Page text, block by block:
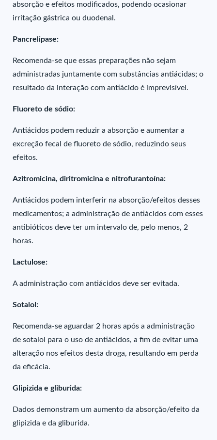
absorção e efeitos modificados, podendo ocasionar
irritação gástrica ou duodenal.
Pancrelipase:
Recomenda-se que essas preparações não sejam
administradas juntamente com substâncias antiácidas; o
resultado da interação com antiácido é imprevisível.
Fluoreto de sódio:
Antiácidos podem reduzir a absorção e aumentar a
excreção fecal de fluoreto de sódio, reduzindo seus
efeitos.
Azitromicina, diritromicina e nitrofurantoína:
Antiácidos podem interferir na absorção/efeitos desses
medicamentos; a administração de antiácidos com esses
antibióticos deve ter um intervalo de, pelo menos, 2
horas.
Lactulose:
A administração com antiácidos deve ser evitada.
Sotalol:
Recomenda-se aguardar 2 horas após a administração
de sotalol para o uso de antiácidos, a fim de evitar uma
alteração nos efeitos desta droga, resultando em perda
da eficácia.
Glipizida e gliburida:
Dados demonstram um aumento da absorção/efeito da
glipizida e da gliburida.